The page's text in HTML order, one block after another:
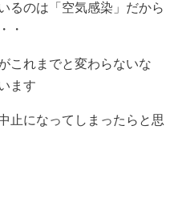
るのは「空気感染」だから
・
これまでと変わらないな
ます
止になってしまったらと思